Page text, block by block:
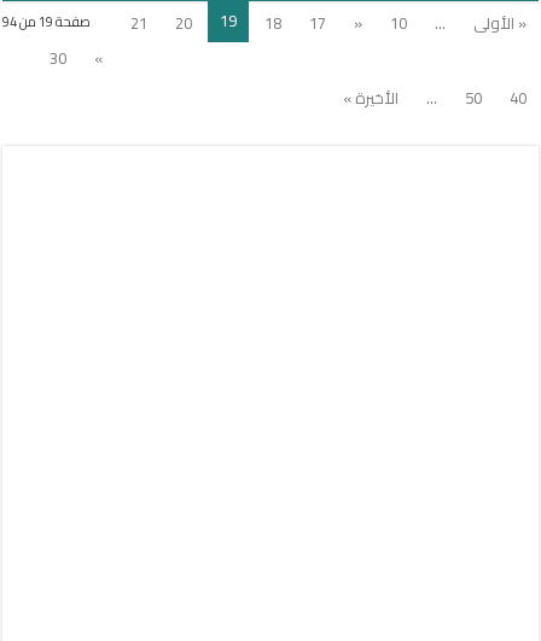
صفحة 19 من 94 « الأولى ...
10
«
17
18
19
20
21
»
30
40
50
... الأخيرة »